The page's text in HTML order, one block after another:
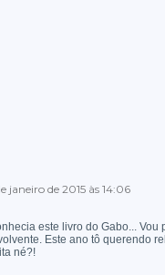
janeiro de 2015 às 14:06
este livro do Gabo... Vou
Este ano tô querendo
né?!